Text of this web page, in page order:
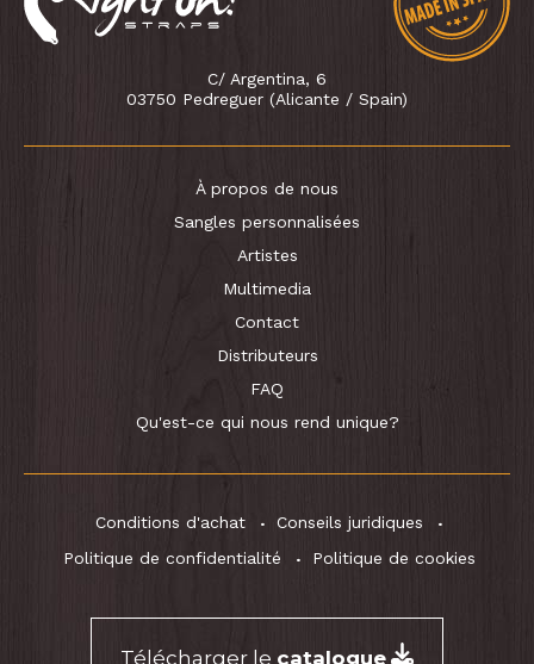
C/ Argentina, 6
03750 Pedreguer (Alicante / Spain)
À propos de nous
Sangles personnalisées
Artistes
Multimedia
Contact
Distributeurs
FAQ
Qu'est-ce qui nous rend unique?
Conditions d'achat
Conseils juridiques
Politique de confidentialité
Politique de cookies
Télécharger le catalogue